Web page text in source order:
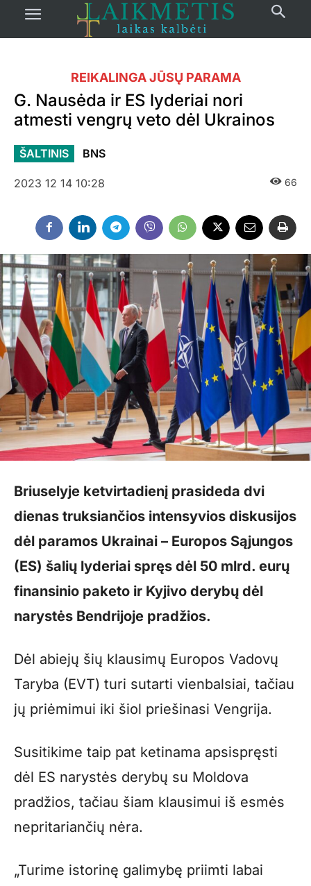
REIKALINGA JŪSŲ PARAMA
G. Nausėda ir ES lyderiai nori
atmesti vengrų veto dėl Ukrainos
ŠALTINIS BNS
2023 12 14 10:28 66
Briuselyje ketvirtadienį prasideda dvi
dienas truksiančios intensyvios diskusijos
dėl paramos Ukrainai – Europos Sąjungos
(ES) šalių lyderiai spręs dėl 50 mlrd. eurų
finansinio paketo ir Kyjivo derybų dėl
narystės Bendrijoje pradžios.
Dėl abiejų šių klausimų Europos Vadovų
Taryba (EVT) turi sutarti vienbalsiai, tačiau
jų priėmimui iki šiol priešinasi Vengrija.
Susitikime taip pat ketinama apsispręsti
dėl ES narystės derybų su Moldova
pradžios, tačiau šiam klausimui iš esmės
nepritariančių nėra.
„Turime istorinę galimybę priimti labai